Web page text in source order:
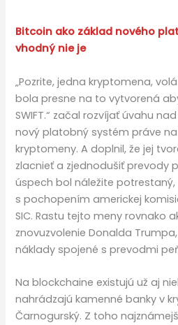
Bitcoin ako základ nového
vhodný nie je
„Pozrite, jedna kryptomena, volá
bola presne na to vytvorená
SWIFT.“ začal rozvíjať úvahu
nový platobný systém práve
kryptomeny. A doplnil, že jej
zlacnieť a zjednodušiť prevody
úspech bol náležite
s pochopením americkej
SIC. Rastu tejto meny rovnako
znovuzvolenie Donalda
náklady spojené s prevodmi
Na blockchaine existujú už aj
nahrádzajú kamenné banky v
Čarnogurský. Z toho